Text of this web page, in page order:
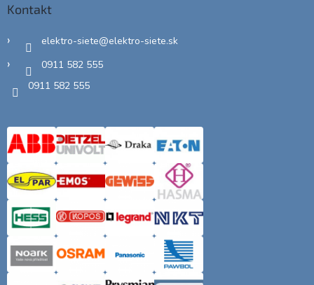
Kontakt
elektro-siete@elektro-siete.sk
0911 582 555
0911 582 555